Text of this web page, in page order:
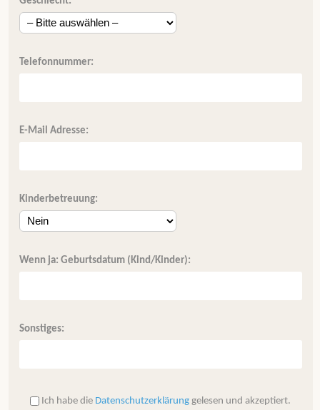
Telefonnummer:
E-Mail Adresse:
Kinderbetreuung:
Wenn ja: Geburtsdatum (Kind/Kinder):
Sonstiges:
Ich habe die Datenschutzerklärung gelesen und akzeptiert.